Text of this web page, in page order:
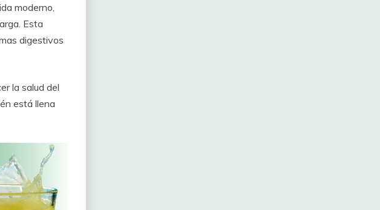
moderno,
Esta
digestivos
la salud del
está llena